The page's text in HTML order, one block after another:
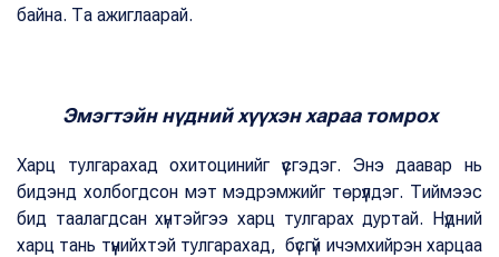
байна. Та ажиглаарай.
Эмэгтэйн нүдний хүүхэн хараа томрох
Харц тулгарахад охитоцинийг үүсгэдэг. Энэ даавар нь
бидэнд холбогдсон мэт мэдрэмжийг төрүүлдэг. Тиймээс
бид таалагдсан хүнтэйгээ харц тулгарах дуртай. Нүдний
харц тань түүнийхтэй тулгарахад, бүсгүй ичэмхийрэн харцаа